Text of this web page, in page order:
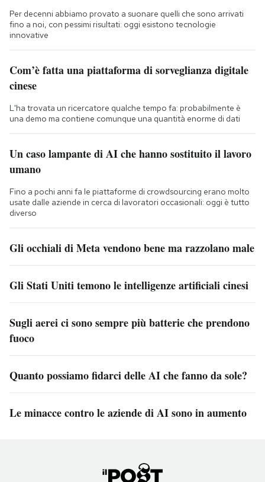
Per decenni abbiamo provato a suonare quelli che sono arrivati
fino a noi, con pessimi risultati: oggi esistono tecnologie
innovative
Com’è fatta una piattaforma di sorveglianza digitale
cinese
L'ha trovata un ricercatore qualche tempo fa: probabilmente è
una demo ma contiene comunque una quantità enorme di dati
Un caso lampante di AI che hanno sostituito il lavoro
umano
Fino a pochi anni fa le piattaforme di crowdsourcing erano molto
usate dalle aziende in cerca di lavoratori occasionali: oggi è tutto
diverso
Gli occhiali di Meta vendono bene ma razzolano male
Gli Stati Uniti temono le intelligenze artificiali cinesi
Sugli aerei ci sono sempre più batterie che prendono
fuoco
Quanto possiamo fidarci delle AI che fanno da sole?
Le minacce contro le aziende di AI sono in aumento